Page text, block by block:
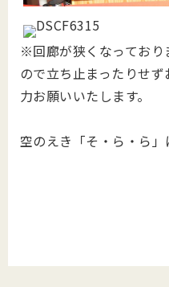
※回廊が狭くなっており
ので立ち止まったりせ
力お願いいたします。
空のえき「そ・ら・ら」